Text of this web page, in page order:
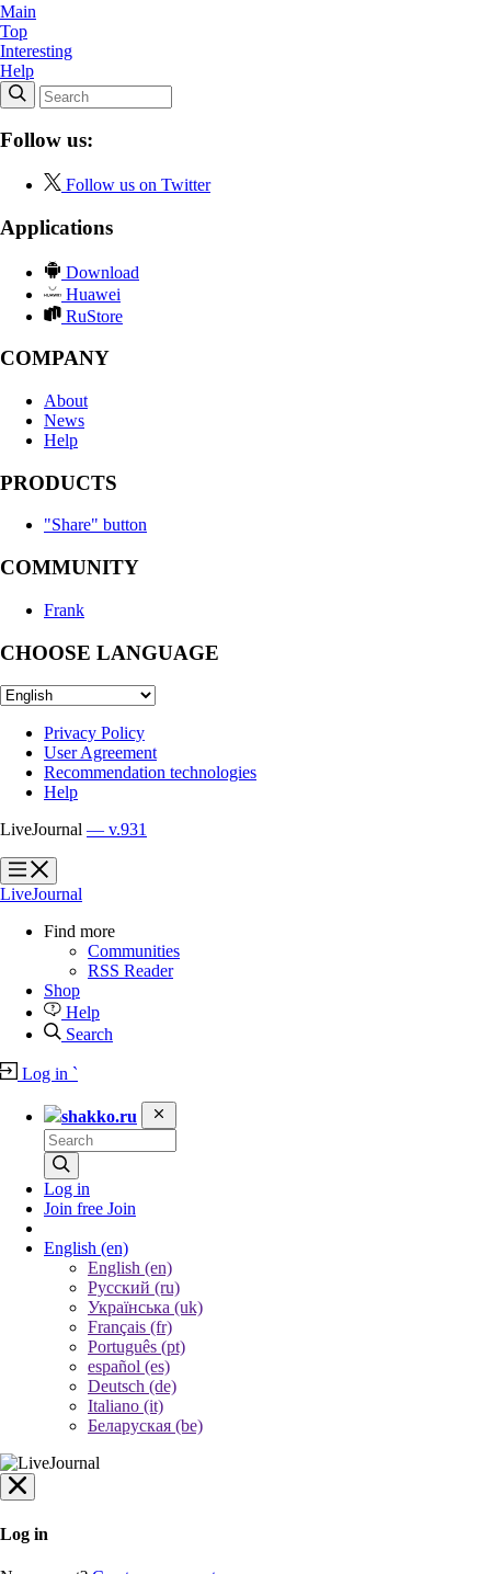
Main
Top
Interesting
Help
Follow us:
Follow us on Twitter
Applications
Download
Huawei
RuStore
COMPANY
About
News
Help
PRODUCTS
"Share" button
COMMUNITY
Frank
CHOOSE LANGUAGE
Privacy Policy
User Agreement
Recommendation technologies
Help
LiveJournal — v.931
?
?
LiveJournal
Find more
Communities
RSS Reader
Shop
Help
Search
Log in `
shakko.ru
Log in
Join free Join
English (en)
English (en)
Русский (ru)
Українська (uk)
Français (fr)
Português (pt)
español (es)
Deutsch (de)
Italiano (it)
Беларуская (be)
Log in